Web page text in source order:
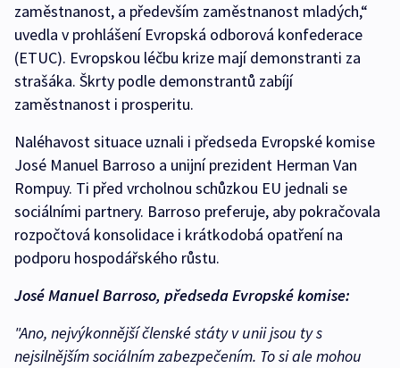
zaměstnanost, a především zaměstnanost mladých,“
uvedla v prohlášení Evropská odborová konfederace
(ETUC). Evropskou léčbu krize mají demonstranti za
strašáka. Škrty podle demonstrantů zabíjí
zaměstnanost i prosperitu.
Naléhavost situace uznali i předseda Evropské komise
José Manuel Barroso a unijní prezident Herman Van
Rompuy. Ti před vrcholnou schůzkou EU jednali se
sociálními partnery. Barroso preferuje, aby pokračovala
rozpočtová konsolidace i krátkodobá opatření na
podporu hospodářského růstu.
José Manuel Barroso, předseda Evropské komise:
"Ano, nejvýkonnější členské státy v unii jsou ty s
nejsilnějším sociálním zabezpečením. To si ale mohou